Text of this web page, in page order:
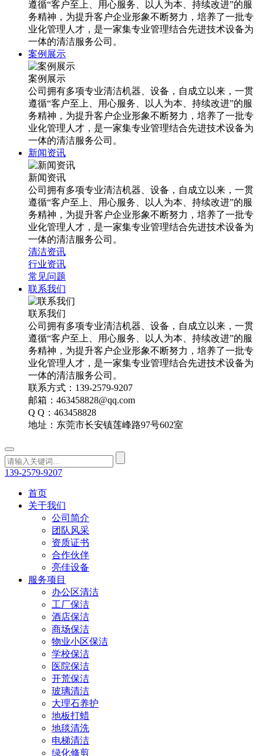
遵循“客户至上、用心服务、以人为本、持续改进”的服
务精神，为提升客户企业形象不断努力，培养了一批专
业化管理人才，是一家集专业管理结合先进技术设备为
一体的清洁服务公司。
案例展示
案例展示
公司拥有多项专业清洁机器、设备，自成立以来，一贯
遵循“客户至上、用心服务、以人为本、持续改进”的服
务精神，为提升客户企业形象不断努力，培养了一批专
业化管理人才，是一家集专业管理结合先进技术设备为
一体的清洁服务公司。
新闻资讯
新闻资讯
公司拥有多项专业清洁机器、设备，自成立以来，一贯
遵循“客户至上、用心服务、以人为本、持续改进”的服
务精神，为提升客户企业形象不断努力，培养了一批专
业化管理人才，是一家集专业管理结合先进技术设备为
一体的清洁服务公司。
清洁资讯
行业资讯
常见问题
联系我们
联系我们
公司拥有多项专业清洁机器、设备，自成立以来，一贯
遵循“客户至上、用心服务、以人为本、持续改进”的服
务精神，为提升客户企业形象不断努力，培养了一批专
业化管理人才，是一家集专业管理结合先进技术设备为
一体的清洁服务公司。
联系方式：139-2579-9207
邮箱：463458828@qq.com
Q Q：463458828
地址：东莞市长安镇莲峰路97号602室
139-2579-9207
首页
关于我们
公司简介
团队风采
资质证书
合作伙伴
亮佳设备
服务项目
办公区清洁
工厂保洁
酒店保洁
商场保洁
物业小区保洁
学校保洁
医院保洁
开荒保洁
玻璃清洁
大理石养护
地板打蜡
地毯清洗
电梯清洁
绿化修剪